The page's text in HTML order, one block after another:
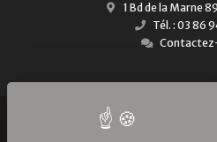
1 Bd de la Marne
Tél. : 03 86
2010 - 2026 © Saint-Joseph Auxerre,